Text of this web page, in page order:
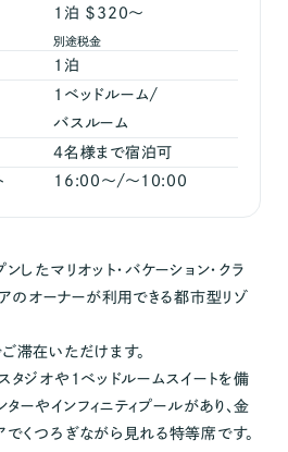
1泊 ＄320～
別途税金
1 泊
1 ベッドルーム/
バスルーム
4名様まで宿泊可
16:00 〜/〜 10:00
したマリオット・バケーション・クラ
アのオーナーが利用できる都市型リゾ
滞在いただけます。
タジオや1ベッドルームスイートを備
ターやインフィニティプールがあり、金
くつろぎながら見れる特等席です。